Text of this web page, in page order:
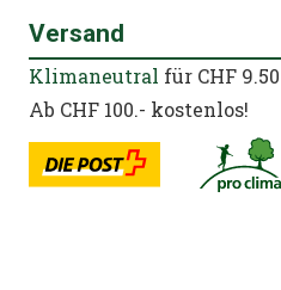
Versand
Klimaneutral für CHF 9.50
Ab CHF 100.- kostenlos!